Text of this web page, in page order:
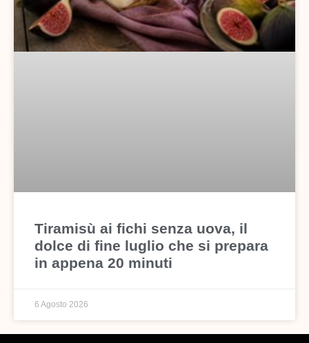
Tiramisù ai fichi senza uova, il
dolce di fine luglio che si prepara
in appena 20 minuti
6 Agosto 2026